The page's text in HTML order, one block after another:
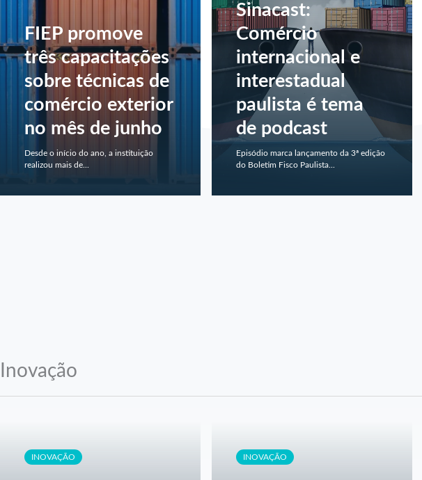
FIEP promove
três capacitações
sobre técnicas de
comércio exterior
no mês de junho
Desde o início do ano, a instituição
realizou mais de...
Sinacast:
Comércio
internacional e
interestadual
paulista é tema
de podcast
Episódio marca lançamento da 3ª edição
do Boletim Fisco Paulista...
Inovação
INOVAÇÃO INOVAÇÃO